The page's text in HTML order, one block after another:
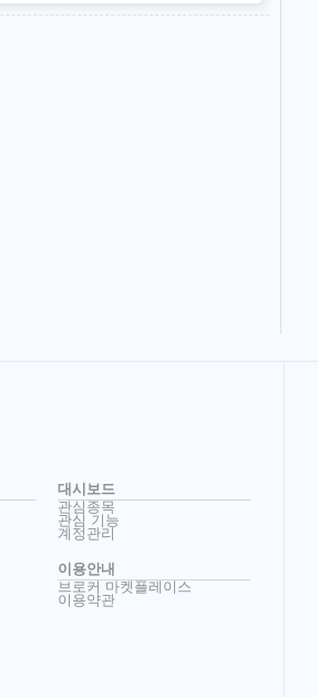
대시보드
관심종목
관심 기능
계정관리
이용안내
브로커 마켓플레이스
이용약관